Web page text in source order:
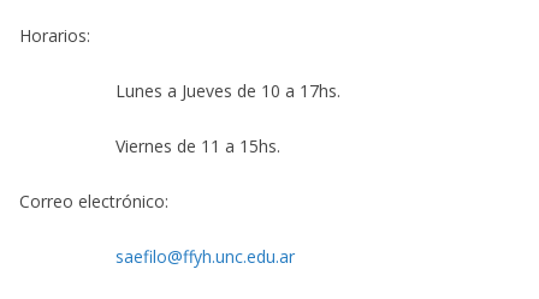
Horarios:
Lunes a Jueves de 10 a 17hs.
Viernes de 11 a 15hs.
Correo electrónico:
saefilo@ffyh.unc.edu.ar